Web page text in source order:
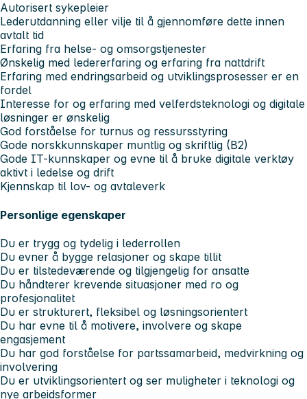
Autorisert sykepleier
Lederutdanning eller vilje til å gjennomføre dette innen
avtalt tid
Erfaring fra helse- og omsorgstjenester
Ønskelig med ledererfaring og erfaring fra nattdrift
Erfaring med endringsarbeid og utviklingsprosesser er en
fordel
Interesse for og erfaring med velferdsteknologi og digitale
løsninger er ønskelig
God forståelse for turnus og ressursstyring
Gode norskkunnskaper muntlig og skriftlig (B2)
Gode IT-kunnskaper og evne til å bruke digitale verktøy
aktivt i ledelse og drift
Kjennskap til lov- og avtaleverk
Personlige egenskaper
Du er trygg og tydelig i lederrollen
Du evner å bygge relasjoner og skape tillit
Du er tilstedeværende og tilgjengelig for ansatte
Du håndterer krevende situasjoner med ro og
profesjonalitet
Du er strukturert, fleksibel og løsningsorientert
Du har evne til å motivere, involvere og skape
engasjement
Du har god forståelse for partssamarbeid, medvirkning og
involvering
Du er utviklingsorientert og ser muligheter i teknologi og
nye arbeidsformer